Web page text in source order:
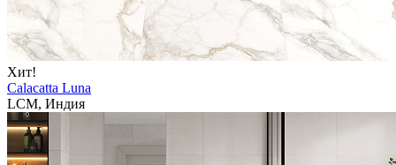
Хит!
Calacatta Luna
LCM, Индия